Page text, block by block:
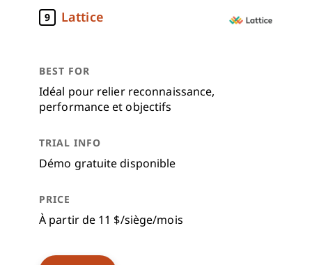
9 Lattice
Idéal pour relier reconnaissance,
performance et objectifs
Démo gratuite disponible
À partir de 11 $/siège/mois